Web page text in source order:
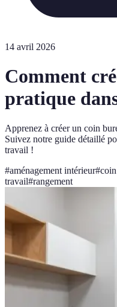
14 avril 2026
Comment
pratique
Apprenez à créer un coin
Suivez notre guide détaillé
travail !
#aménagement intérieur#
travail#rangement